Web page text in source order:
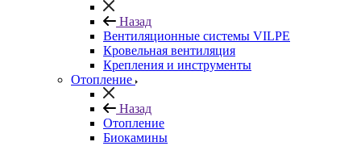
Назад
Вентиляционные системы VILPE
Кровельная вентиляция
Крепления и инструменты
Отопление
Назад
Отопление
Биокамины